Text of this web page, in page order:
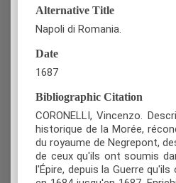
Alternative Title
Napoli di Romania.
Date
1687
Bibliographic Citation
CORONELLI, Vincenzo.
historique de la Morée,
du royaume de Negrepont,
de ceux qu'ils ont soumis
l'Épire, depuis la Guerre